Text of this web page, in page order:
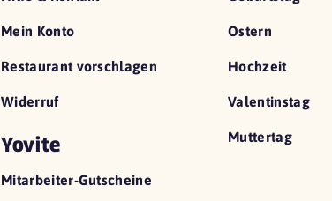
Mein Konto
Restaurant vorschlagen
Widerruf
Yovite
Mitarbeiter-Gutscheine
Ostern
Hochzeit
Valentinstag
Muttertag